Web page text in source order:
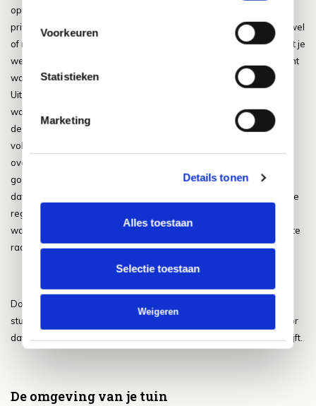
Voorkeuren
Statistieken
Marketing
Details tonen
Alles toestaan
Selectie toestaan
Weigeren
opzichte van jouw tuin bepaald natuurlijk voor een groot deel de
privacy in je tuin. Op deze manier kun je namelijk zien of mensen wel
of niet naar binnen kunnen kijken en dit zorgt er natuurlijk voor dat je
wel of geen privacy hebt, dit is dan ook meteen een belangrijk punt
waar je rekening mee moet houden als je een woning koopt.
Uiteraard kun je later wel wat maatregelen nemen om de privacy
wat te verhogen maar dat is helaas lang niet altijd afdoende, op
deze manier zorg je er dus vaak voor dat de privacy in je tuin
voldoende is. Denk dan bijvoorbeeld aan het plaatsen van een
overkapping, bomen of een heg. Wel is het belangrijk om jezelf
goed te realiseren dat hier vaak bepaalde restricties aanzitten en
dat je hier dus niet zomaar je gang mee kunt gaan. Er zijn bepaalde
regels waar je jezelf aan zal moeten houden als het gaat om het
waarborgen van de privacy in je tuin en het is dan ook zeker aan te
raden om jezelf hieraan te houden!
Door de privacy te waarborgen is het ook zo dat je natuurlijk een
stuk ontspannener zit in je tuin. Op deze manier zorg je er ook voor
dat alles met elkaar klopt en dat de privacy een belangrijk punt blijft.
De omgeving van je tuin